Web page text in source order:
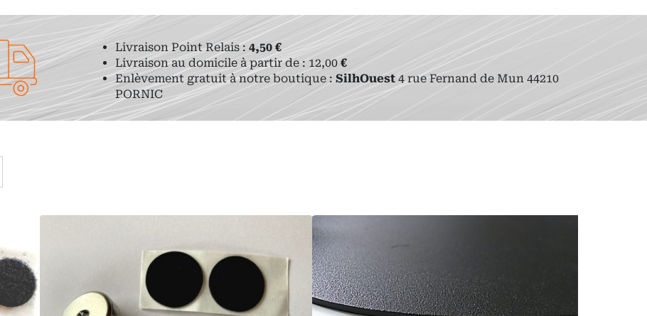
Livraison Point Relais : 4,50 €
Livraison au domicile à partir de : 12,00€
Enlèvement gratuit à notre boutique :SilhOuest4 rue Fernand de Mun 44210
PORNIC